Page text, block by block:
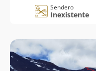
Sendero
Inexistente